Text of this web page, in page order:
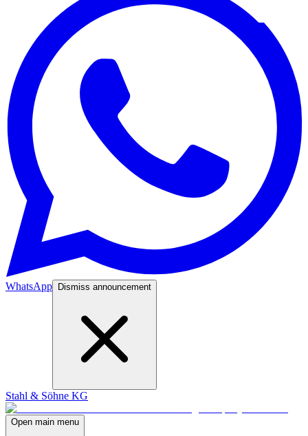
WhatsApp Dismiss announcement
Stahl & Söhne KG
Open main menu